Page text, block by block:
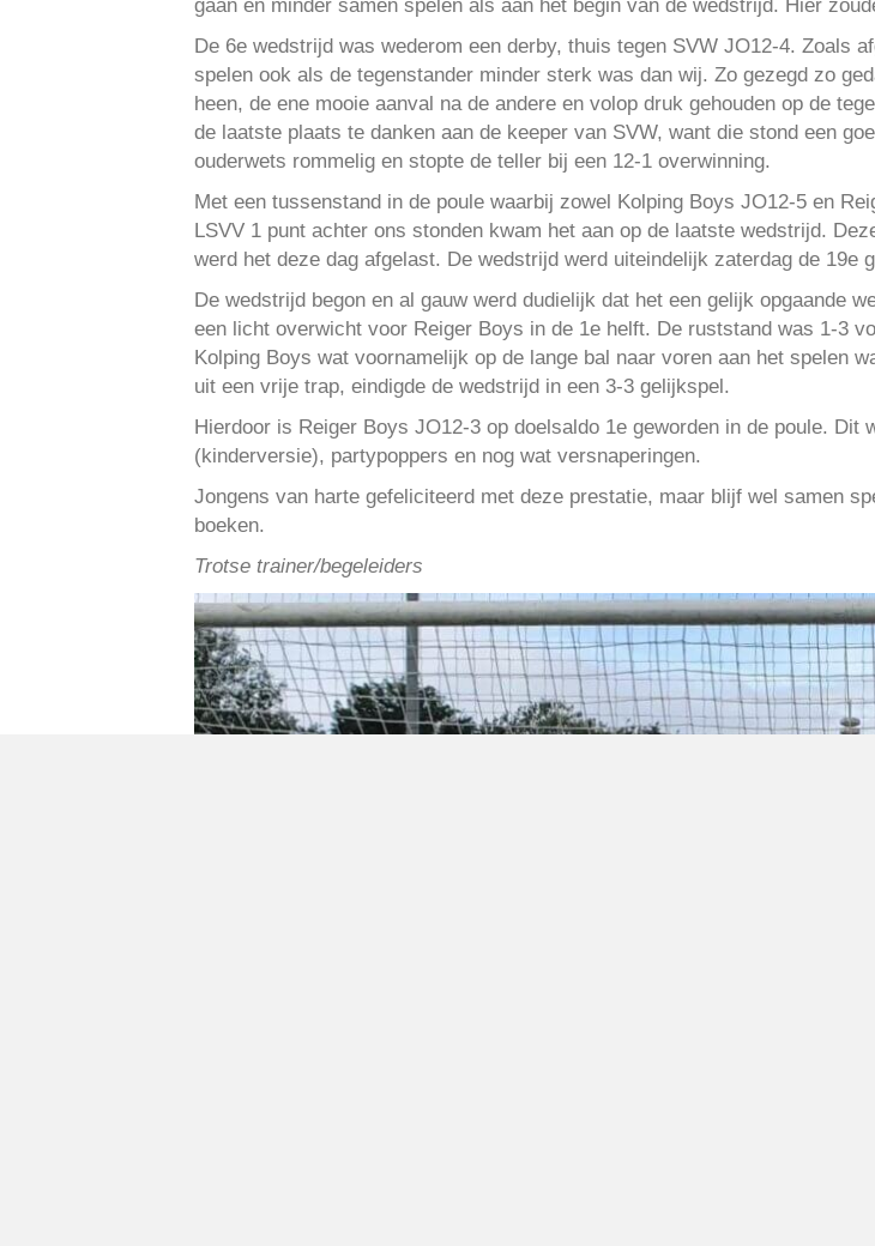
gaan en minder samen spelen als aan het begin van de wedstrijd. Hier
De 6e wedstrijd was wederom een derby, thuis tegen SVW JO12-4. Zoals
spelen ook als de tegenstander minder sterk was dan wij. Zo gezegd zo
heen, de ene mooie aanval na de andere en volop druk gehouden op de
de laatste plaats te danken aan de keeper van SVW, want die stond een
ouderwets rommelig en stopte de teller bij een 12-1 overwinning.
Met een tussenstand in de poule waarbij zowel Kolping Boys JO12-5 en
LSVV 1 punt achter ons stonden kwam het aan op de laatste wedstrijd.
werd het deze dag afgelast. De wedstrijd werd uiteindelijk zaterdag de 19e
De wedstrijd begon en al gauw werd dudielijk dat het een gelijk opgaande
een licht overwicht voor Reiger Boys in de 1e helft. De ruststand was 1-3
Kolping Boys wat voornamelijk op de lange bal naar voren aan het spelen
uit een vrije trap, eindigde de wedstrijd in een 3-3 gelijkspel.
Hierdoor is Reiger Boys JO12-3 op doelsaldo 1e geworden in de poule. Dit
(kinderversie), partypoppers en nog wat versnaperingen.
Jongens van harte gefeliciteerd met deze prestatie, maar blijf wel samen
boeken.
Trotse trainer/begeleiders